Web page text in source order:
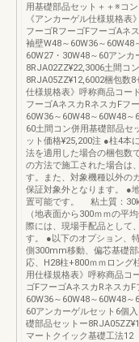
用基礎部品セット＋＋※コ
《アンカーゲル仕様規格
フーゴRフーゴFフーゴAネ
袖壁W48～60W36～60W48
60W27・30W48～60アンカ
8RJA02ZZ¥22,3006土間コ
8RJA05ZZ¥12,6002梱包数
仕様規格表》呼称商品コー
フーゴAネスカRネスカFフ
60W36～60W48～60W48～
60土間コン併用基礎部品セ
ット価格¥25,200注 ●柱4本
法を適用した場合の梱包数
の方法で施工された場合は
す。また、対象機種以外の
保証対象外となります。 ●
置可能です。 粘土質：
（地表面から300ｍｍの平
際には、現場手配品として
す。 ●以下のオプション、
側300mm移動、偏芯基礎
応、H28柱+800ｍｍロング
用仕様規格表》呼称商品コ
ゴFフーゴAネスカRネスカ
60W36～60W48～60W48～
60アンカーゲルセット6個
礎部品セットー
マートクイック基礎工法12